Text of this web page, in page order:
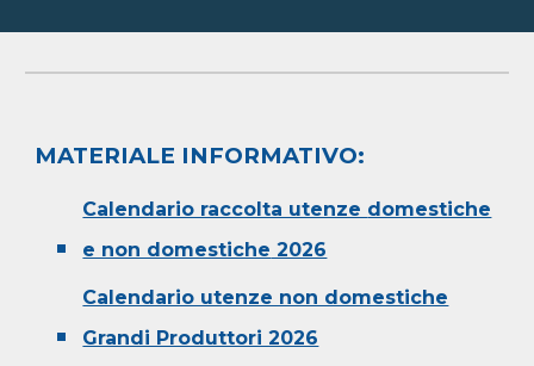
MATERIALE INFORMATIVO:
Calendario raccolta utenze domestiche
e non domestiche 2026
Calendario utenze non domestiche
Grandi Produttori 2026